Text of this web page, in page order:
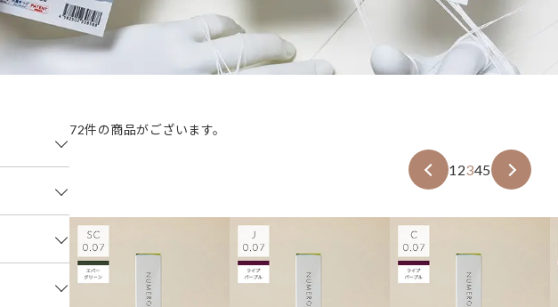
72件の商品がございます。
1 2345